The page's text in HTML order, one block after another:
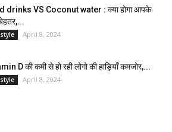
drinks VS Coconut water : क्या होगा आपके
April 8, 2024
D की कमी से हो रही लोगो की हाड़ियाँ कमजोर,...
April 8, 2024